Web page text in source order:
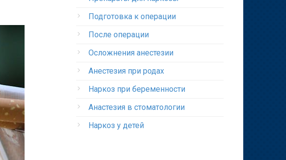
Подготовка к операции
После операции
Осложнения анестезии
Анестезия при родах
Наркоз при беременности
Анастезия в стоматологии
Наркоз у детей